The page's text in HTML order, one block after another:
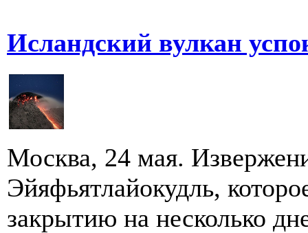
Исландский вулкан
Москва, 24 мая.
Эйяфьятлайокудль,
закрытию на несколько